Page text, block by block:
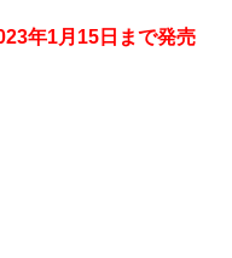
年1月15日まで発売